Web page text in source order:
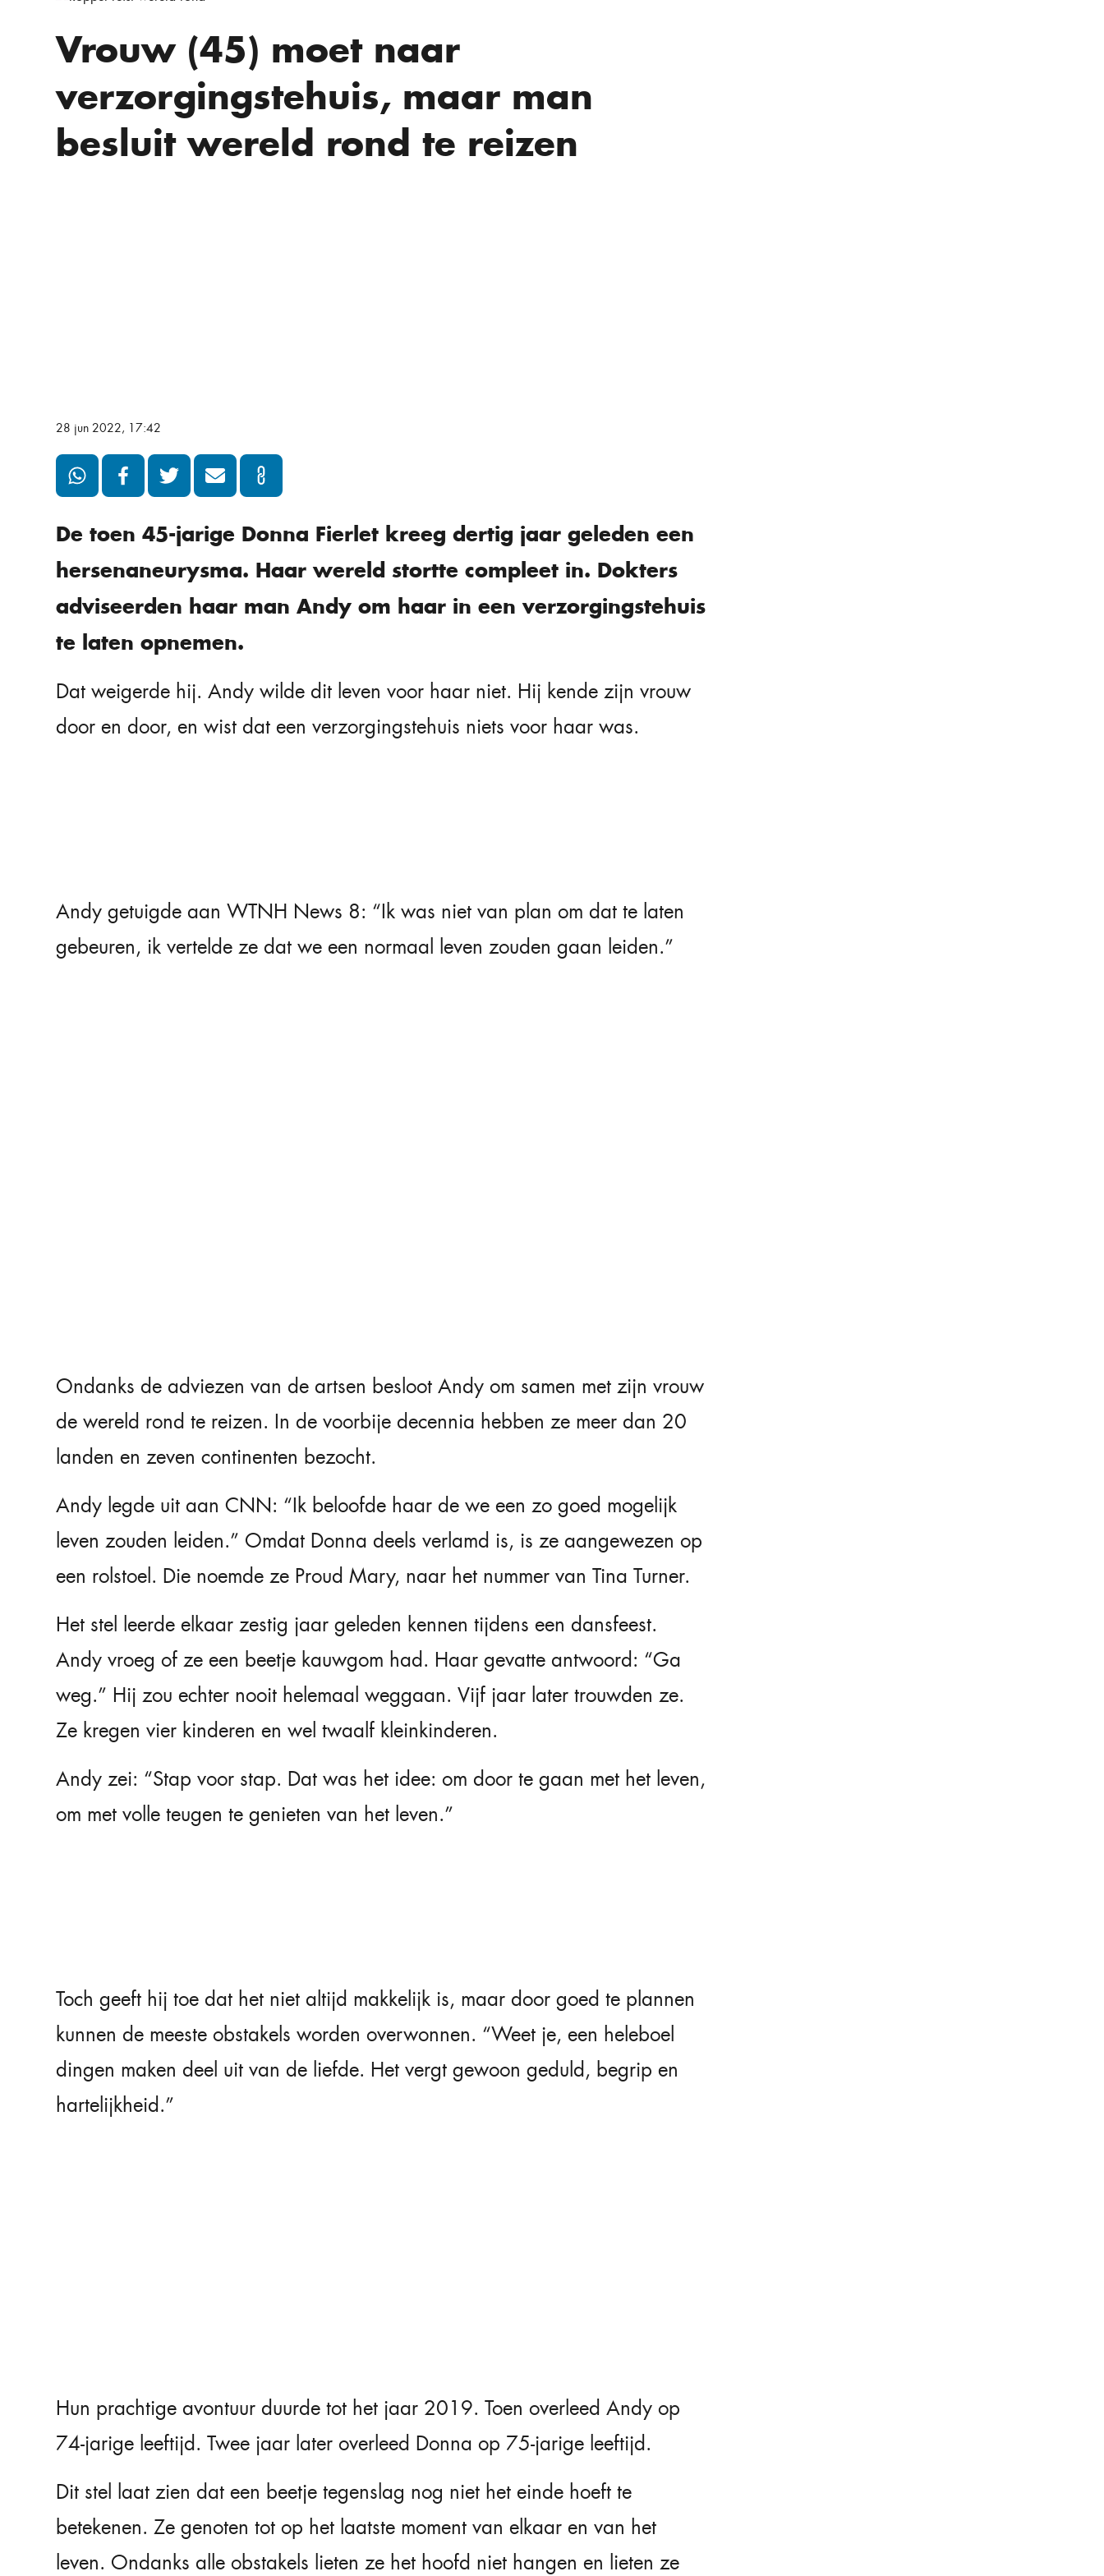
Vrouw (45) moet naar
verzorgingstehuis, maar man
besluit wereld rond te reizen
28 jun 2022, 17:42
De toen 45-jarige Donna Fierlet kreeg dertig jaar geleden een
hersenaneurysma. Haar wereld stortte compleet in. Dokters
adviseerden haar man Andy om haar in een verzorgingstehuis
te laten opnemen.
Dat weigerde hij. Andy wilde dit leven voor haar niet. Hij kende zijn vrouw
door en door, en wist dat een verzorgingstehuis niets voor haar was.
Andy getuigde aan WTNH News 8: “Ik was niet van plan om dat te laten
gebeuren, ik vertelde ze dat we een normaal leven zouden gaan leiden.”
Ondanks de adviezen van de artsen besloot Andy om samen met zijn vrouw
de wereld rond te reizen. In de voorbije decennia hebben ze meer dan 20
landen en zeven continenten bezocht.
Andy legde uit aan CNN: “Ik beloofde haar de we een zo goed mogelijk
leven zouden leiden.” Omdat Donna deels verlamd is, is ze aangewezen op
een rolstoel. Die noemde ze Proud Mary, naar het nummer van Tina Turner.
Het stel leerde elkaar zestig jaar geleden kennen tijdens een dansfeest.
Andy vroeg of ze een beetje kauwgom had. Haar gevatte antwoord: “Ga
weg.” Hij zou echter nooit helemaal weggaan. Vijf jaar later trouwden ze.
Ze kregen vier kinderen en wel twaalf kleinkinderen.
Andy zei: “Stap voor stap. Dat was het idee: om door te gaan met het leven,
om met volle teugen te genieten van het leven.”
Toch geeft hij toe dat het niet altijd makkelijk is, maar door goed te plannen
kunnen de meeste obstakels worden overwonnen. “Weet je, een heleboel
dingen maken deel uit van de liefde. Het vergt gewoon geduld, begrip en
hartelijkheid.”
Hun prachtige avontuur duurde tot het jaar 2019. Toen overleed Andy op
74-jarige leeftijd. Twee jaar later overleed Donna op 75-jarige leeftijd.
Dit stel laat zien dat een beetje tegenslag nog niet het einde hoeft te
betekenen. Ze genoten tot op het laatste moment van elkaar en van het
leven. Ondanks alle obstakels lieten ze het hoofd niet hangen en lieten ze